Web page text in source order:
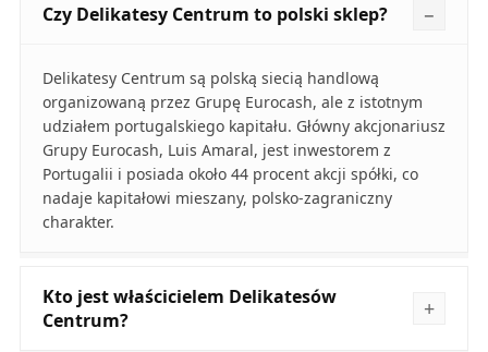
Czy Delikatesy Centrum to polski sklep?
Delikatesy Centrum są polską siecią handlową
organizowaną przez Grupę Eurocash, ale z istotnym
udziałem portugalskiego kapitału. Główny akcjonariusz
Grupy Eurocash, Luis Amaral, jest inwestorem z
Portugalii i posiada około 44 procent akcji spółki, co
nadaje kapitałowi mieszany, polsko-zagraniczny
charakter.
Kto jest właścicielem Delikatesów
Centrum?